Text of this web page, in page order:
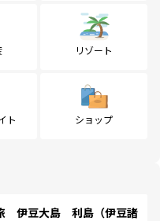
リゾート
ト ショップ
伊豆大島 利島（伊豆諸